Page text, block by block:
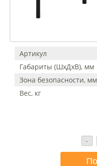
Артикул
Габариты (ШхДхВ), мм
Зона безопасности, мм
Вес, кг
-